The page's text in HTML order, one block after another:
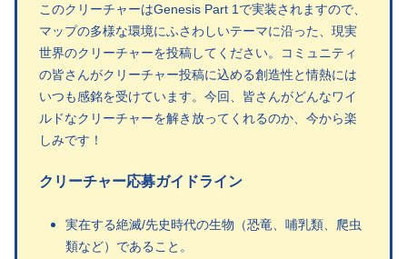
このクリーチャーはGenesis Part 1で実装されますので、
マップの多様な環境にふさわしいテーマに沿った、現実
世界のクリーチャーを投稿してください。コミュニティ
の皆さんがクリーチャー投稿に込める創造性と情熱には
いつも感銘を受けています。今回、皆さんがどんなワイ
ルドなクリーチャーを解き放ってくれるのか、今から楽
しみです！
クリーチャー応募ガイドライン
実在する絶滅/先史時代の生物（恐竜、哺乳類、爬虫
類など）であること。